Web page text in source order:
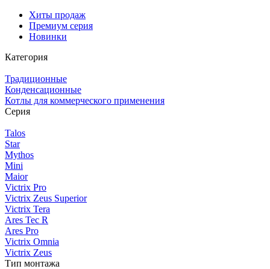
Хиты продаж
Премиум серия
Новинки
Категория
Традиционные
Конденсационные
Котлы для коммерческого применения
Серия
Talos
Star
Mythos
Mini
Maior
Victrix Pro
Victrix Zeus Superior
Victrix Tera
Ares Tec R
Ares Pro
Victrix Omnia
Victrix Zeus
Тип монтажа